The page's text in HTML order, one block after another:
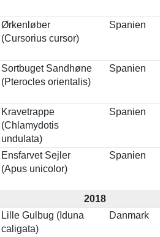
Ørkenløber
(Cursorius cursor)
Spanien
Sortbuget Sandhøne
(Pterocles orientalis)
Spanien
Kravetrappe
(Chlamydotis
undulata)
Spanien
Ensfarvet Sejler
(Apus unicolor)
Spanien
2018
Lille Gulbug (Iduna
caligata)
Danmark